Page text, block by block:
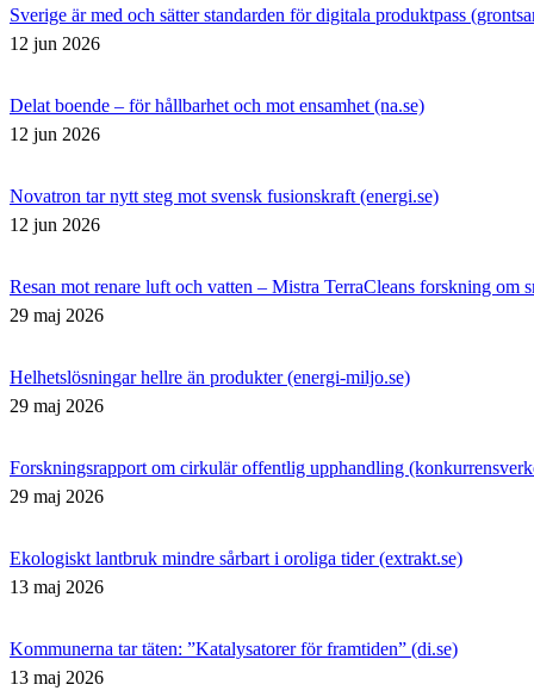
Sverige är med och sätter standarden för digitala produktpass
12 jun 2026
Delat boende – för hållbarhet och mot ensamhet (na.se)
12 jun 2026
Novatron tar nytt steg mot svensk fusionskraft (energi.se)
12 jun 2026
Resan mot renare luft och vatten – Mistra TerraCleans forskning om
29 maj 2026
Helhetslösningar hellre än produkter (energi-miljo.se)
29 maj 2026
Forskningsrapport om cirkulär offentlig upphandling
29 maj 2026
Ekologiskt lantbruk mindre sårbart i oroliga tider (extrakt.se)
13 maj 2026
Kommunerna tar täten: ”Katalysatorer för framtiden” (di.se)
13 maj 2026